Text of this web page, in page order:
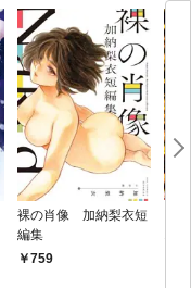
裸の肖像 加納梨衣短
編集
759